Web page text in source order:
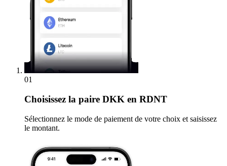
01
Choisissez la paire DKK en RDNT
Sélectionnez le mode de paiement de votre choix et saisissez
le montant.